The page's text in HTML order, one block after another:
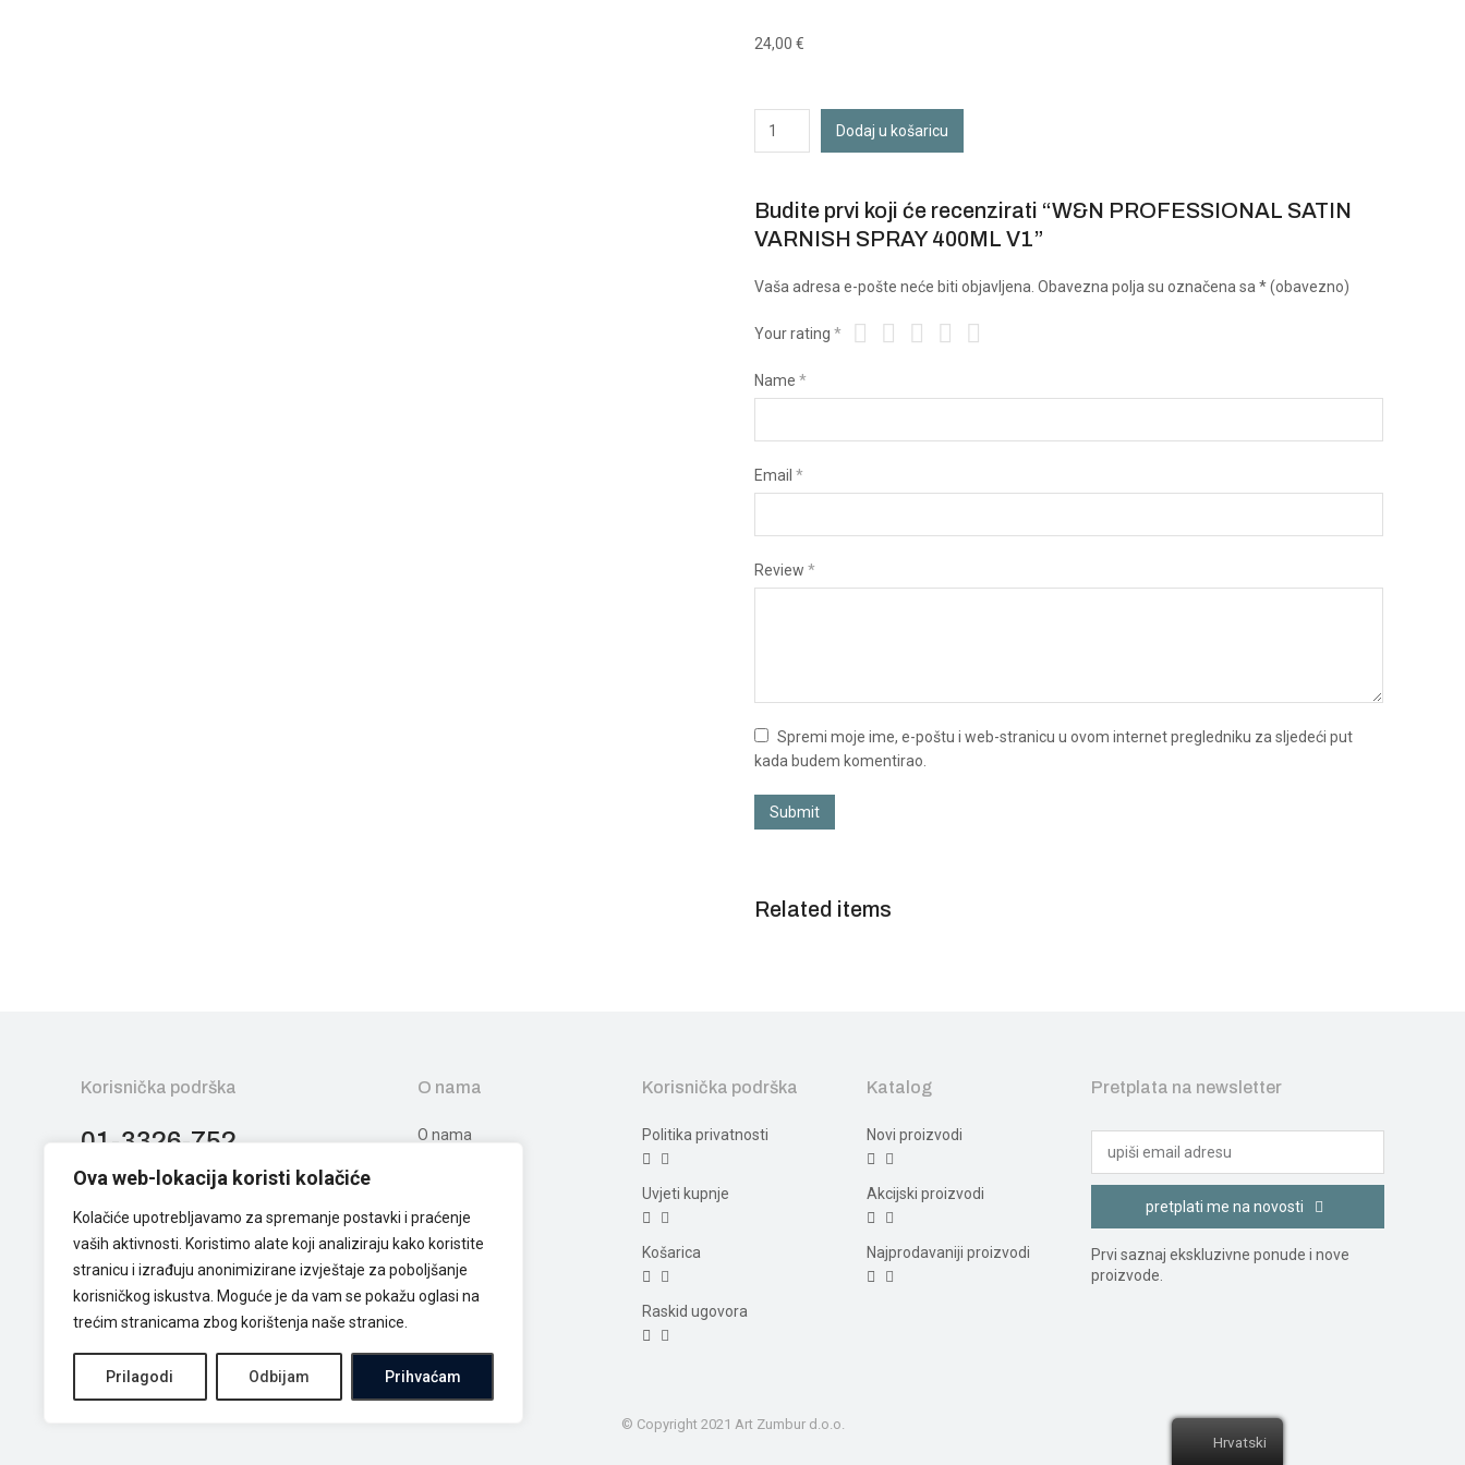
Ova web-lokacija koristi kolačiće
Kolačiće upotrebljavamo za spremanje postavki i praćenje
vaših aktivnosti. Koristimo alate koji analiziraju kako koristite
stranicu i izrađuju anonimizirane izvještaje za poboljšanje
korisničkog iskustva. Moguće je da vam se pokažu oglasi na
trećim stranicama zbog korištenja naše stranice.
Prilagodi Odbijam Prihvaćam
24,00 €
Dodaj u košaricu
Budite prvi koji će recenzirati “W&N PROFESSIONAL SATIN
VARNISH SPRAY 400ML V1”
Vaša adresa e-pošte neće biti objavljena. Obavezna polja su označena sa * (obavezno)
Your rating *
Name *
Email *
Review *
Spremi moje ime, e-poštu i web-stranicu u ovom internet pregledniku za sljedeći put
kada budem komentirao.
Submit
Related items
Korisnička podrška
01-3326-752
Pon. - Pet. 09:00 - 17:00
O nama
O nama
Korisnička podrška
Politika privatnosti
Uvjeti kupnje
Košarica
Raskid ugovora
Katalog
Novi proizvodi
Akcijski proizvodi
Najprodavaniji proizvodi
Pretplata na newsletter
pretplati me na novosti
Prvi saznaj ekskluzivne ponude i nove
proizvode.
© Copyright 2021 Art Zumbur d.o.o.
Hrvatski